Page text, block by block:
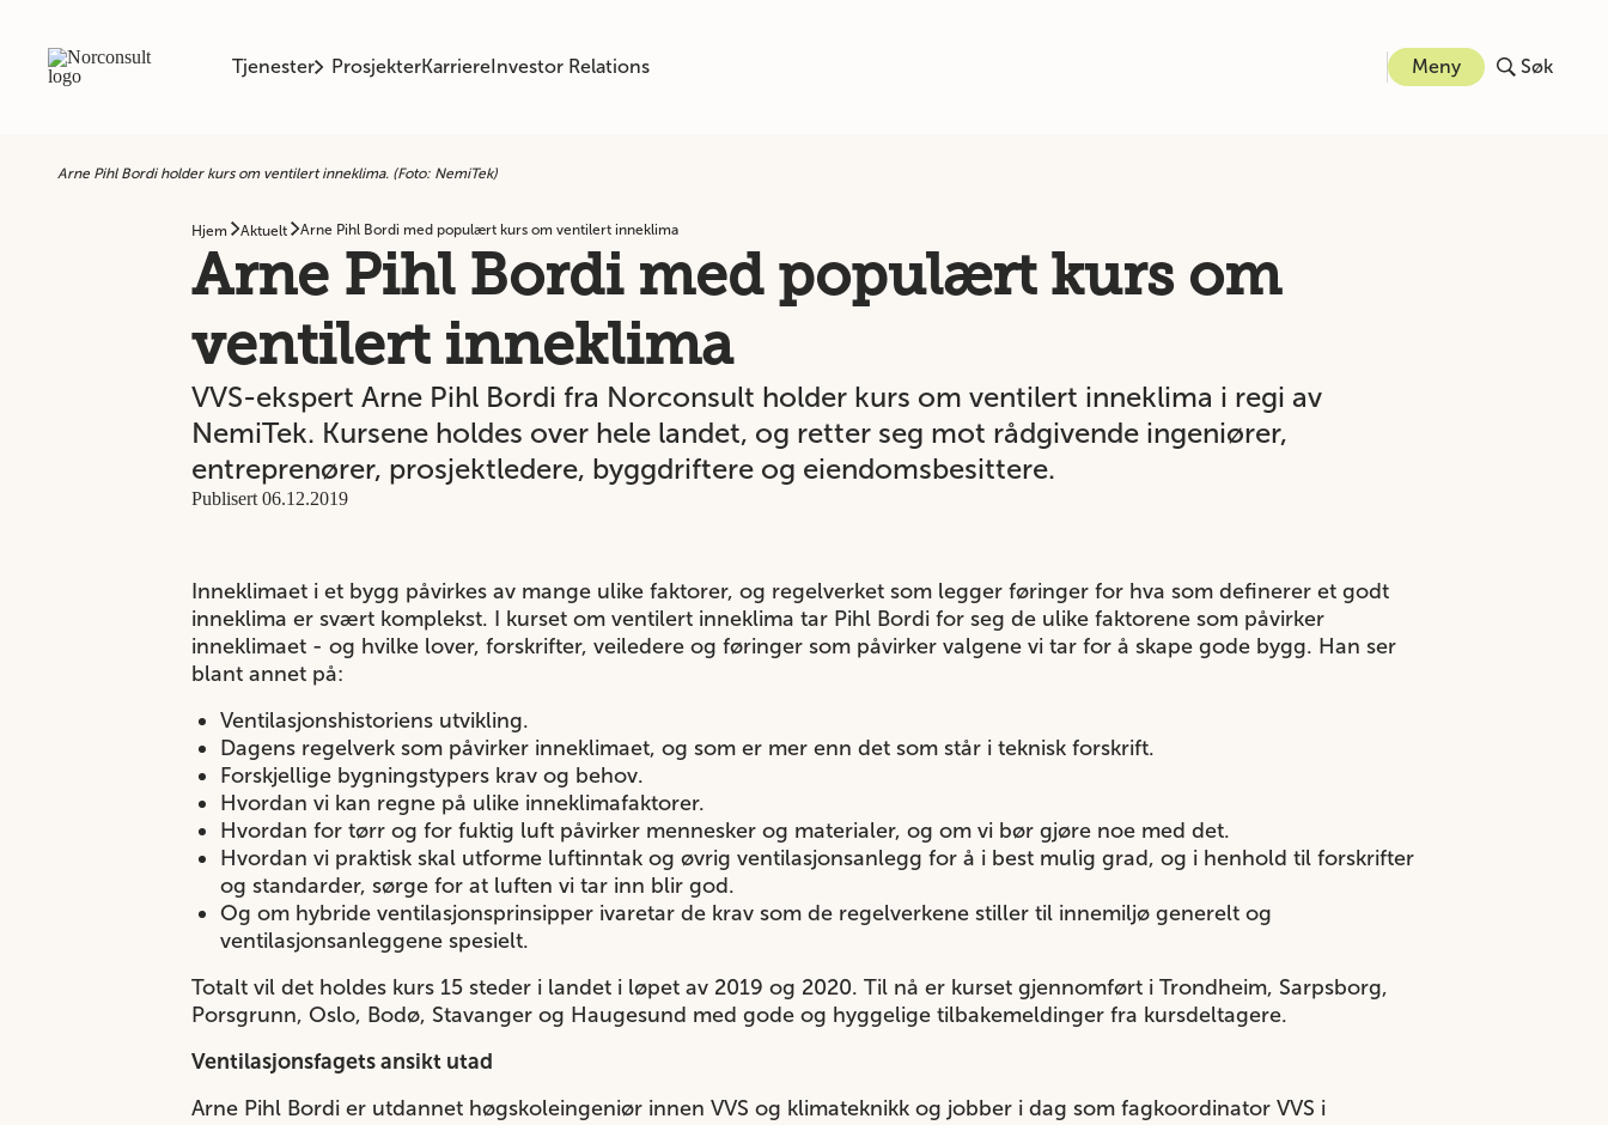
Tjenester ProsjekterKarriereInvestor Relations Meny Søk
Arne Pihl Bordi holder kurs om ventilert inneklima. (Foto: NemiTek)
Hjem Aktuelt Arne Pihl Bordi med populært kurs om ventilert inneklima
Arne Pihl Bordi med populært kurs om
ventilert inneklima
VVS-ekspert Arne Pihl Bordi fra Norconsult holder kurs om ventilert inneklima i regi av
NemiTek. Kursene holdes over hele landet, og retter seg mot rådgivende ingeniører,
entreprenører, prosjektledere, byggdriftere og eiendomsbesittere.
Publisert 06.12.2019
Inneklimaet i et bygg påvirkes av mange ulike faktorer, og regelverket som legger føringer for hva som definerer et godt
inneklima er svært komplekst. I kurset om ventilert inneklima tar Pihl Bordi for seg de ulike faktorene som påvirker
inneklimaet - og hvilke lover, forskrifter, veiledere og føringer som påvirker valgene vi tar for å skape gode bygg. Han ser
blant annet på:
Ventilasjonshistoriens utvikling.
Dagens regelverk som påvirker inneklimaet, og som er mer enn det som står i teknisk forskrift.
Forskjellige bygningstypers krav og behov.
Hvordan vi kan regne på ulike inneklimafaktorer.
Hvordan for tørr og for fuktig luft påvirker mennesker og materialer, og om vi bør gjøre noe med det.
Hvordan vi praktisk skal utforme luftinntak og øvrig ventilasjonsanlegg for å i best mulig grad, og i henhold til forskrifter
og standarder, sørge for at luften vi tar inn blir god.
Og om hybride ventilasjonsprinsipper ivaretar de krav som de regelverkene stiller til innemiljø generelt og
ventilasjonsanleggene spesielt.
Totalt vil det holdes kurs 15 steder i landet i løpet av 2019 og 2020. Til nå er kurset gjennomført i Trondheim, Sarpsborg,
Porsgrunn, Oslo, Bodø, Stavanger og Haugesund med gode og hyggelige tilbakemeldinger fra kursdeltagere.
Ventilasjonsfagets ansikt utad
Arne Pihl Bordi er utdannet høgskoleingeniør innen VVS og klimateknikk og jobber i dag som fagkoordinator VVS i